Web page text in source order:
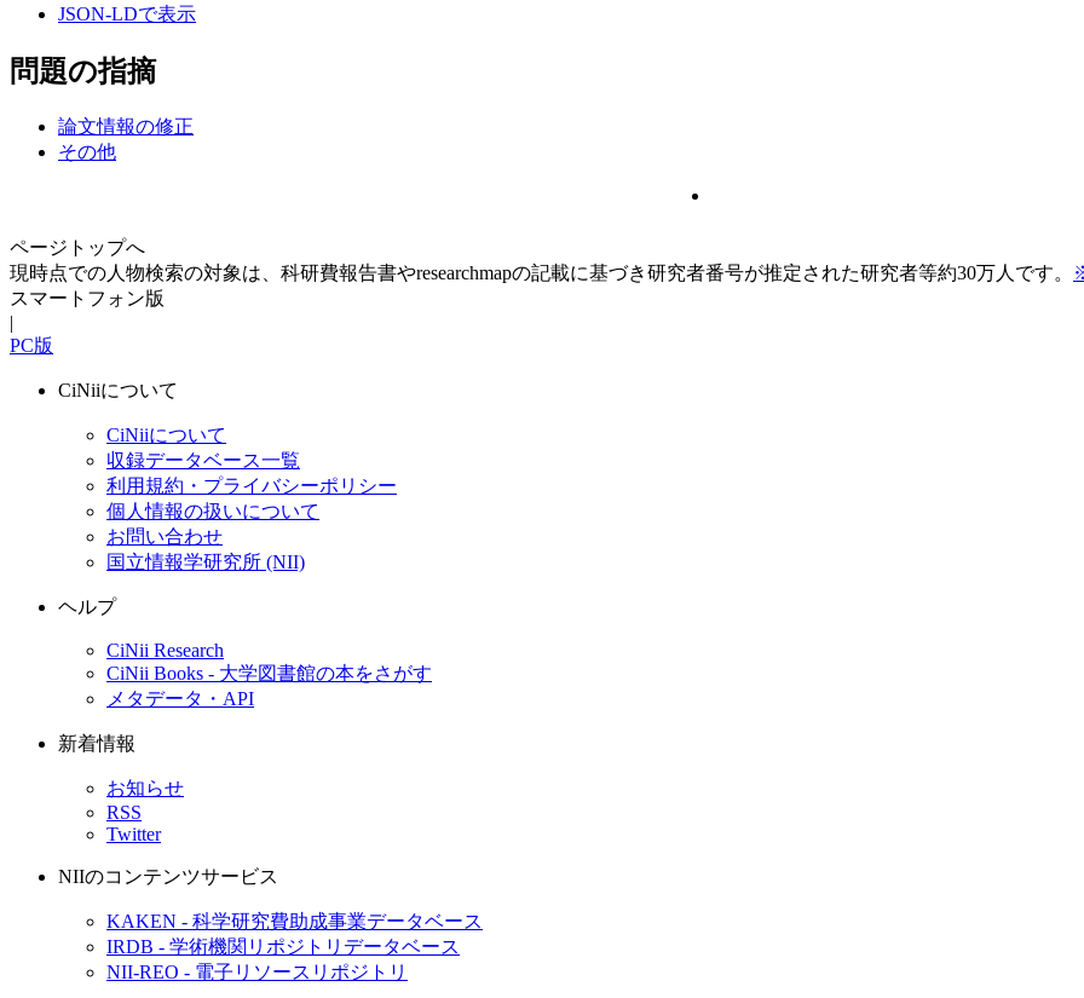
JSON-LDで表示
問題の指摘
論文情報の修正
その他
ページトップへ
現時点での人物検索の対象は、科研費報告書やresearchmapの記載に基づき研究者番号が推定された研究者等約30万人です。
スマートフォン版
|
PC版
CiNiiについて
CiNiiについて
収録データベース一覧
利用規約・プライバシーポリシー
個人情報の扱いについて
お問い合わせ
国立情報学研究所 (NII)
ヘルプ
CiNii Research
CiNii Books - 大学図書館の本をさがす
メタデータ・API
新着情報
お知らせ
RSS
Twitter
NIIのコンテンツサービス
KAKEN - 科学研究費助成事業データベース
IRDB - 学術機関リポジトリデータベース
NII-REO - 電子リソースリポジトリ